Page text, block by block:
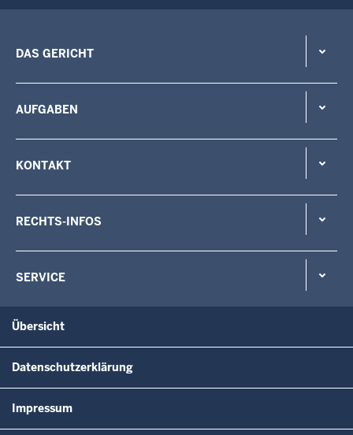
DAS GERICHT
AUFGABEN
KONTAKT
RECHTS-INFOS
SERVICE
Übersicht
Datenschutzerklärung
Impressum